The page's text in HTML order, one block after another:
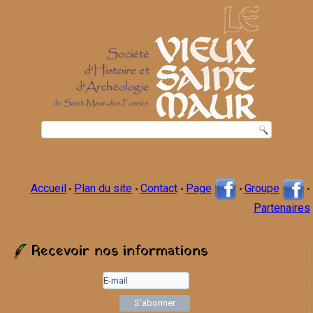
Accueil • Plan du site • Contact • Page • Groupe •
Partenaires
Recevoir nos informations